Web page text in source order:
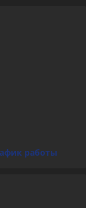
работы